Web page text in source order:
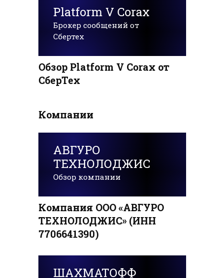
Platform V Corax
Брокер сообщений от
Сбертех
Обзор Platform V Corax от
СберТех
Компании
АВГУРО
ТЕХНОЛОДЖИС
Обзор компании
Компания ООО «АВГУРО
ТЕХНОЛОДЖИС» (ИНН
7706641390)
ШАХМАТОФФ